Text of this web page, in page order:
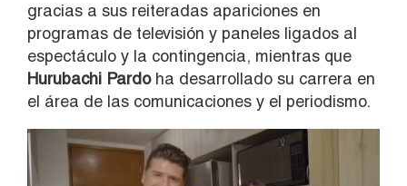
gracias a sus reiteradas apariciones en
programas de televisión y paneles ligados al
espectáculo y la contingencia, mientras que
Hurubachi Pardoha desarrollado su carrera en
el área de las comunicaciones y el periodismo.